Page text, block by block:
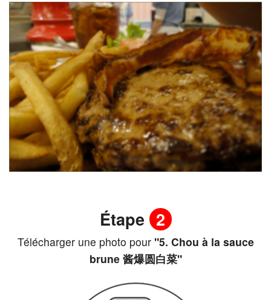
Étape 2
Télécharger une photo pour"5. Chou à la sauce
brune 酱爆圆白菜"